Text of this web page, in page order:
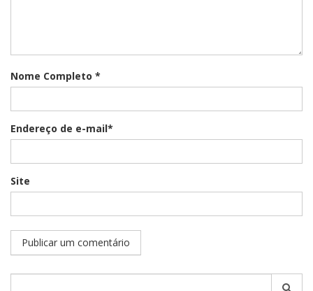
Nome Completo *
Endereço de e-mail*
Site